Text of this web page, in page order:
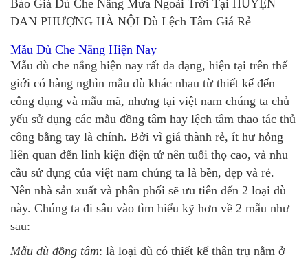
Báo Giá Dù Che Nắng Mưa Ngoài Trời Tại HUYỆN
ĐAN PHƯỢNG HÀ NỘI Dù Lệch Tâm Giá Rẻ
Mẫu Dù Che Nắng Hiện Nay
Mẫu dù che nắng hiện nay rất đa dạng, hiện tại trên thế
giới có hàng nghìn mẫu dù khác nhau từ thiết kế đến
công dụng và mẫu mã, nhưng tại việt nam chúng ta chủ
yếu sử dụng các mẫu đồng tâm hay lệch tâm thao tác thủ
công bằng tay là chính. Bởi vì giá thành rẻ, ít hư hỏng
liên quan đến linh kiện điện tử nên tuổi thọ cao, và nhu
cầu sử dụng của việt nam chúng ta là bền, đẹp và rẻ.
Nên nhà sản xuất và phân phối sẽ ưu tiên đến 2 loại dù
này. Chúng ta đi sâu vào tìm hiểu kỹ hơn về 2 mẫu như
sau:
Mẫu dù đồng tâm: là loại dù có thiết kế thân trụ nằm ở